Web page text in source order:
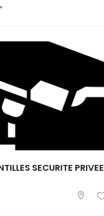
SECURITE PRIVEE